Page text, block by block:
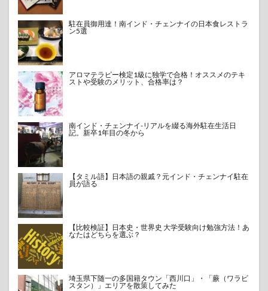
駐在員御用達！南インド・チェンナイの日本食レストラ
ン5選
アロマテラピー検定1級に独学で合格！オススメのテキ
ストや受験のメリット、合格率は？
南インド・チェンナイ-リアルを綴る海外駐在生活日
記。新卒1年目の冬から
【タミル語】日本語の親戚？元インド・チェンナイ駐在
員が語る
【比較検証】日本史・世界史 大学受験向け勉強方法！あ
なたはどちらを選ぶ？
埼玉県下随一の多国籍タウン「西川口」・「蕨（ワラビ
スタン）」エリアを散策してみた